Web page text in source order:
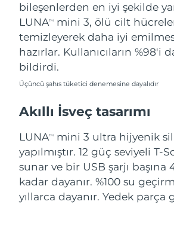
bileşenlerden en iyi şekilde
LUNATM
mini 3, ölü cilt
temizleyerek daha iyi
hazırlar. Kullanıcıların %98'i
bildirdi.
Üçüncü şahıs tüketici denemesine dayalıdır
Akıllı İsveç tasarımı
LUNATM
mini 3 ultra hijyenik
yapılmıştır. 12 güç seviyeli T-
sunar ve bir USB şarjı başına
kadar dayanır. %100 su
yıllarca dayanır. Yedek parça
Birleşik Krallık Tahmini
Amerika Birleşik
Devletleri
Özbekistan Tahmini
Vietnam Tahmini